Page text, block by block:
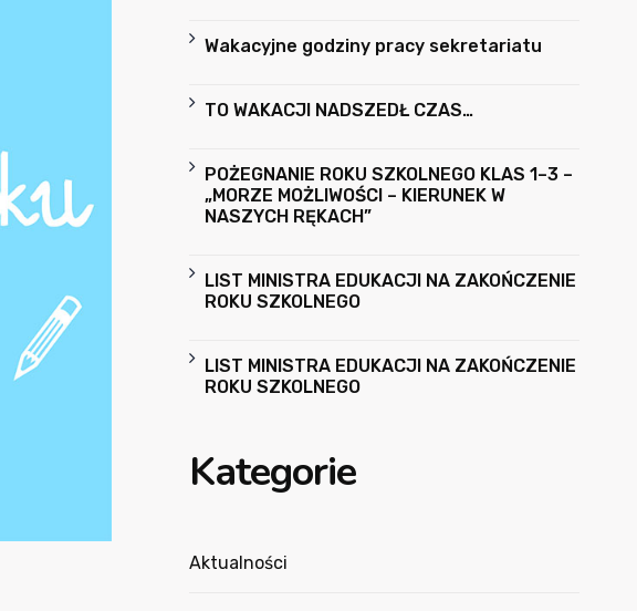
Wakacyjne godziny pracy sekretariatu
TO WAKACJI NADSZEDŁ CZAS…
POŻEGNANIE ROKU SZKOLNEGO KLAS 1–3 –
„MORZE MOŻLIWOŚCI – KIERUNEK W
NASZYCH RĘKACH”
LIST MINISTRA EDUKACJI NA ZAKOŃCZENIE
ROKU SZKOLNEGO
LIST MINISTRA EDUKACJI NA ZAKOŃCZENIE
ROKU SZKOLNEGO
Kategorie
Aktualności